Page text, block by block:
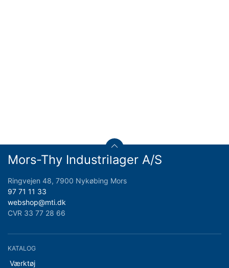
Mors-Thy Industrilager A/S
Ringvejen 48, 7900 Nykøbing Mors
97 71 11 33
webshop@mti.dk
CVR 33 77 28 66
KATALOG
Værktøj